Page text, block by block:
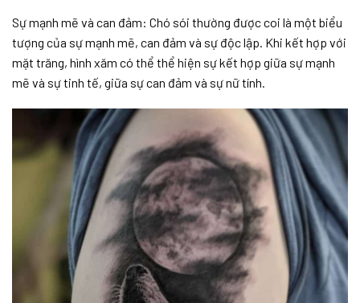
Sự mạnh mẽ và can đảm: Chó sói thường được coi là một biểu
tượng của sự mạnh mẽ, can đảm và sự độc lập. Khi kết hợp với
mặt trăng, hình xăm có thể thể hiện sự kết hợp giữa sự mạnh
mẽ và sự tinh tế, giữa sự can đảm và sự nữ tính.